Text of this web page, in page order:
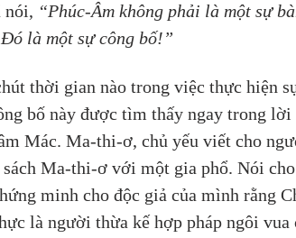
nói, “Phúc-Âm không phải là một sự
là một sự công bố!”
thời gian nào trong việc thực hiện
bố này được tìm thấy ngay trong
Mác. Ma-thi-ơ, chủ yếu viết cho
Ma-thi-ơ với một gia phổ. Nói cho
minh cho độc giả của mình rằng
là người thừa kế hợp pháp ngôi vua